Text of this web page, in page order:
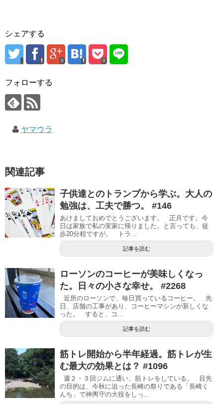
シェアする
0 0
フォローする
ヤマウラ
関連記事
子供達とのトランプから学ぶ。大人の
勉強は、工夫で勝つ。 #146
あけましておめでとうございます。 正月です。今
日は家族で私の実家に帰りました。と言っても、徒
歩20分程ですが。 トラ...
記事を読む
ローソンのコーヒーが美味しくなっ
た。日々の小さな幸せ。 #2268
近所のローソンで、毎日買っているコーヒー。 先
日、店舗の工事があり、コーヒーマシンが新しくな
った。 すると、コ...
記事を読む
筋トレ開始から半年経過。筋トレが生
む最大の効果とは？ #1096
週２・３回ジムに通い、筋トレをしている。 目先
の目的は、今秋に迫った長崎の祭りである「長崎く
んち」で神輿守の大役をしっ...